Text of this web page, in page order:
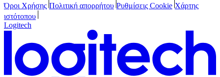
Όροι Χρήσης Πολιτική απορρήτου Ρυθμίσεις Cookie Χάρτης
ιστότοπου
Logitech